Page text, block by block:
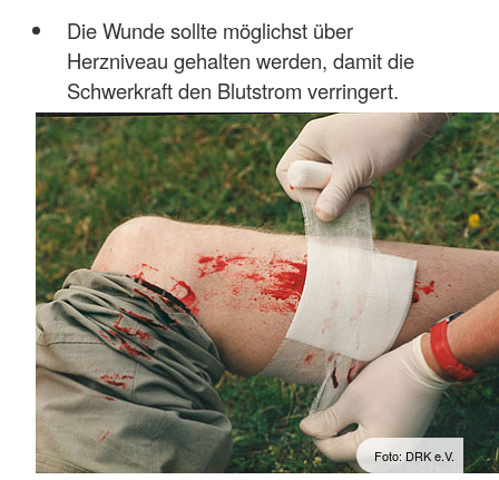
Die Wunde sollte möglichst über
Herzniveau gehalten werden, damit die
Schwerkraft den Blutstrom verringert.
Foto: DRK e.V.